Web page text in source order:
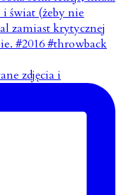
zdjęcia i